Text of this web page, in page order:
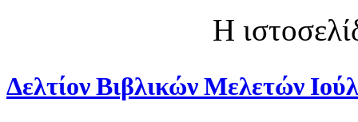
Η
Δελτίον Βιβλικών Μελετών